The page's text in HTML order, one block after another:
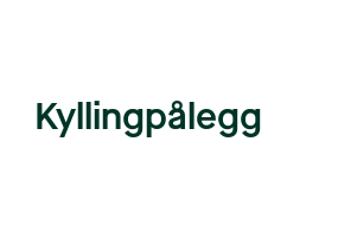
Kyllingpålegg